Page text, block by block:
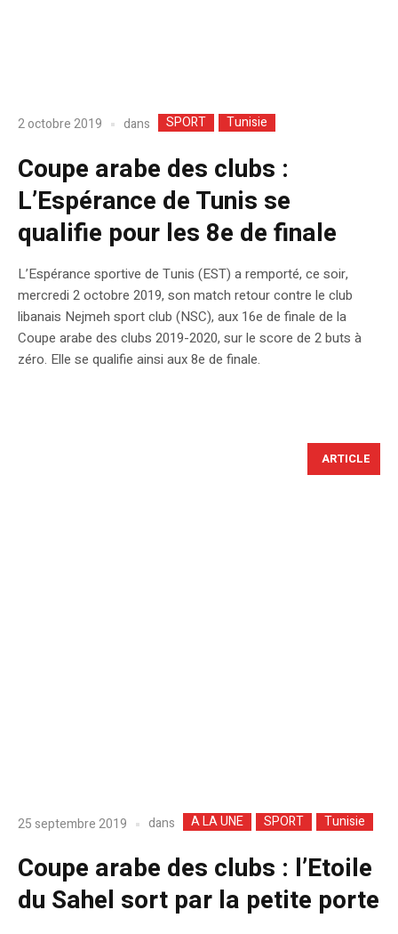
2 octobre 2019 dans SPORT Tunisie
Coupe arabe des clubs :
L’Espérance de Tunis se
qualifie pour les 8e de finale
L’Espérance sportive de Tunis (EST) a remporté, ce soir,
mercredi 2 octobre 2019, son match retour contre le club
libanais Nejmeh sport club (NSC), aux 16e de finale de la
Coupe arabe des clubs 2019-2020, sur le score de 2 buts à
zéro. Elle se qualifie ainsi aux 8e de finale.
ARTICLE
25 septembre 2019 dans A LA UNE SPORT Tunisie
Coupe arabe des clubs : l’Etoile
du Sahel sort par la petite porte